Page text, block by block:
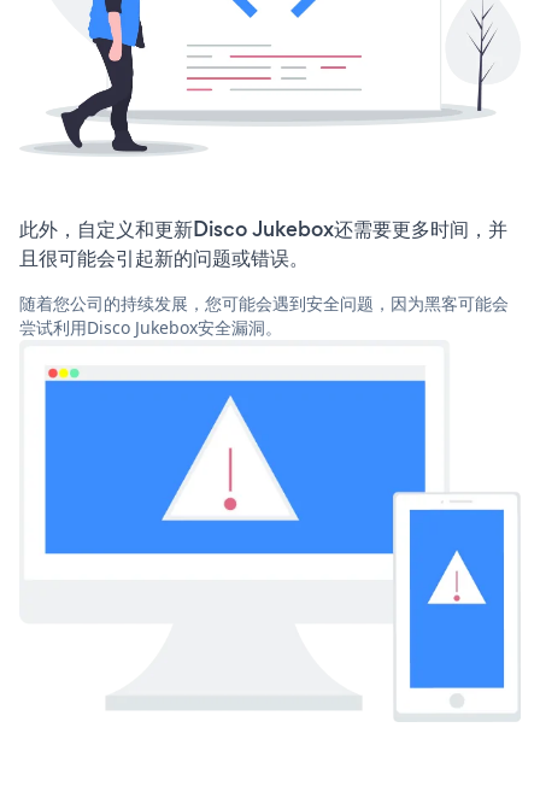
此外，自定义和更新Disco Jukebox还需要更多时间，并
且很可能会引起新的问题或错误。
随着您公司的持续发展，您可能会遇到安全问题，因为黑客可能会
尝试利用Disco Jukebox安全漏洞。